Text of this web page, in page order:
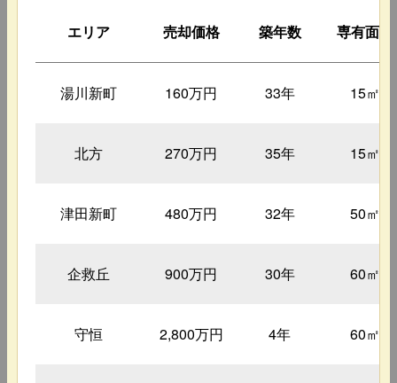
エリア 売却価格 築年数 専有面積
湯川新町 160万円 33年 15㎡
北方 270万円 35年 15㎡
津田新町 480万円 32年 50㎡
企救丘 900万円 30年 60㎡
守恒 2,800万円 4年 60㎡